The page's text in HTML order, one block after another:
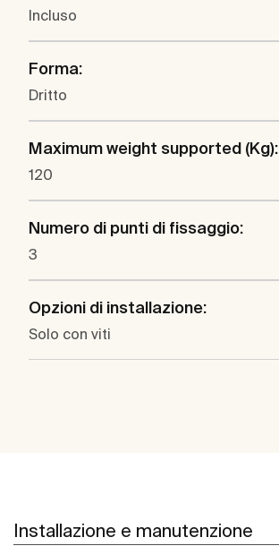
Incluso
Forma:
Dritto
Maximum weight supported (Kg):
120
Numero di punti di fissaggio:
3
Opzioni di installazione:
Solo con viti
Installazione e manutenzione